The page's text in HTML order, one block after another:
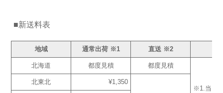
■新送料表
地域 通常出荷 ※1 直送 ※2
北海道 都度見積 都度見積
※1.当日
北東北 ¥1,350